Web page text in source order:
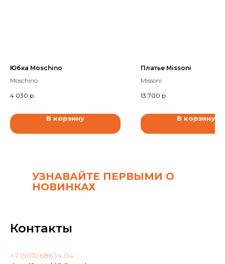
Юбка Moschino
Moschino
4 030 р.
В корзину
Платье Missoni
Missoni
13 700 р.
В корзину
УЗНАВАЙТЕ ПЕРВЫМИ О
НОВИНКАХ
Контакты
+7 (903) 686 14 04